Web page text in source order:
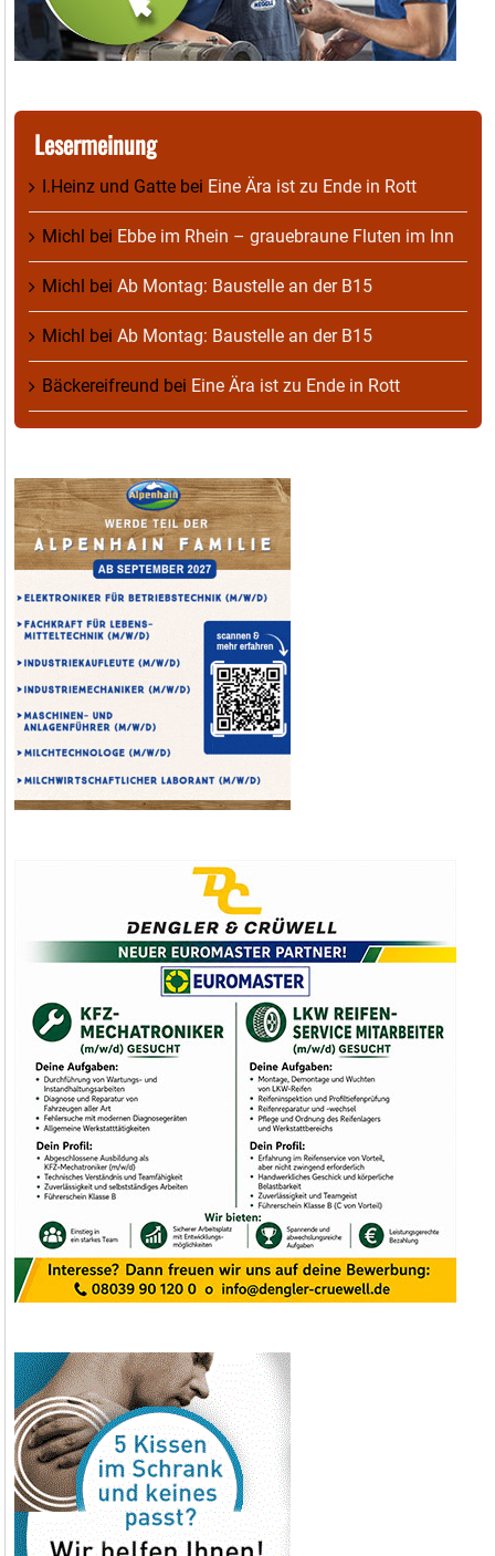
Lesermeinung
I.Heinz und Gatte bei Eine Ära ist zu Ende in Rott
Michl bei Ebbe im Rhein – grauebraune Fluten im Inn
Michl bei Ab Montag: Baustelle an der B15
Michl bei Ab Montag: Baustelle an der B15
Bäckereifreund bei Eine Ära ist zu Ende in Rott